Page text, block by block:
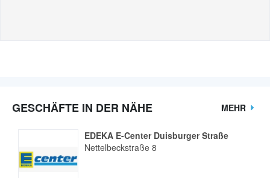
GESCHÄFTE IN DER NÄHE MEHR
EDEKA E-Center Duisburger Straße
Nettelbeckstraße 8